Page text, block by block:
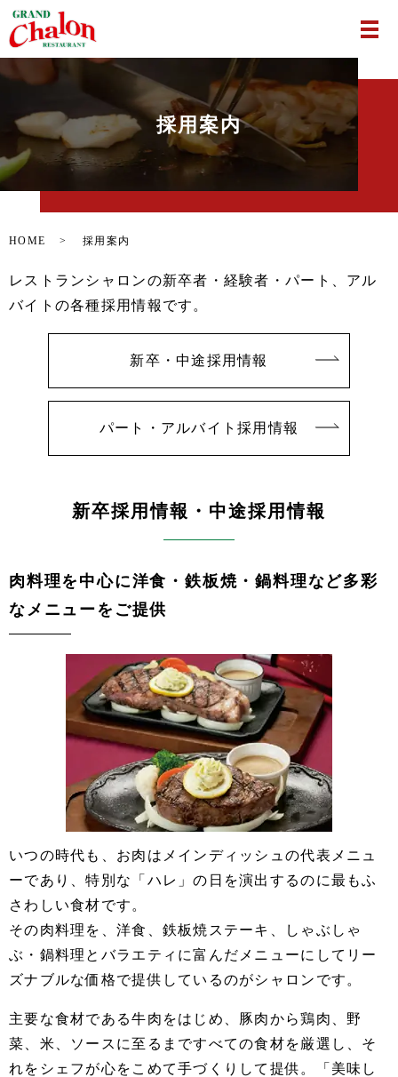
採用案内
HOME 採用案内
レストランシャロンの新卒者・経験者・パート、アル
バイトの各種採用情報です。
新卒・中途採用情報
パート・アルバイト採用情報
新卒採用情報・中途採用情報
肉料理を中心に洋食・鉄板焼・鍋料理など多彩
なメニューをご提供
いつの時代も、お肉はメインディッシュの代表メニュ
ーであり、特別な「ハレ」の日を演出するのに最もふ
さわしい食材です。
その肉料理を、洋食、鉄板焼ステーキ、しゃぶしゃ
ぶ・鍋料理とバラエティに富んだメニューにしてリー
ズナブルな価格で提供しているのがシャロンです。
主要な食材である牛肉をはじめ、豚肉から鶏肉、野
菜、米、ソースに至るまですべての食材を厳選し、そ
れをシェフが心をこめて手づくりして提供。「美味し